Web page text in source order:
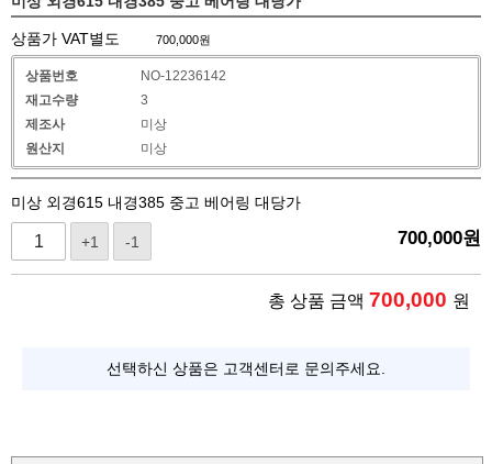
상품가 VAT별도 700,000원
상품번호
NO-12236142
재고수량
3
제조사
미상
원산지
미상
미상 외경615 내경385 중고 베어링 대당가
+1 -1 700,000원
총 상품 금액 700,000 원
선택하신 상품은 고객센터로 문의주세요.